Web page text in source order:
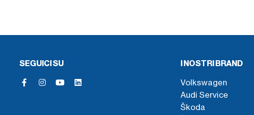
SEGUICI SU I NOSTRI BRAND
Volkswagen
Audi Service
Škoda